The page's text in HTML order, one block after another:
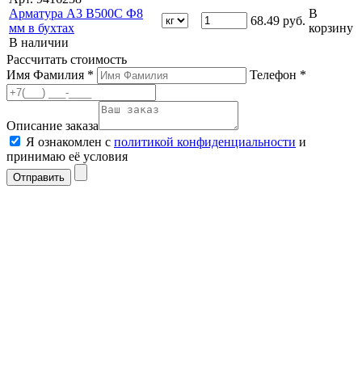
Арматура А3 В500С Ф8
мм в бухтах
В наличии
68.49 руб.
В
корзину
Рассчитать стоимость
Имя Фамилия *
Телефон *
Описание заказа
Я ознакомлен с политикой конфиденциальности и
принимаю её условия
Отправить